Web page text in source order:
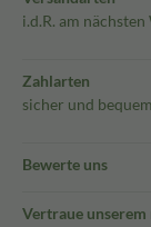
i.d.R. am
Zahlarten
sicher und bequem
Bewerte uns
Vertraue unserem